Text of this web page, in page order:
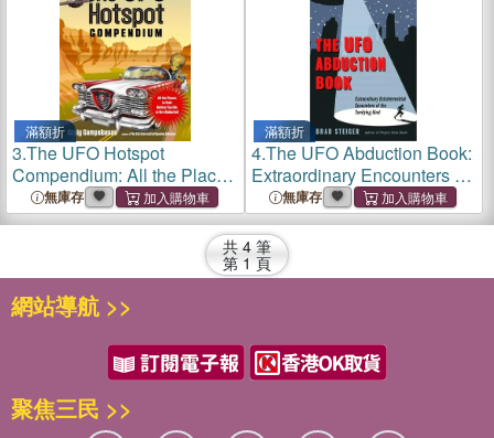
滿額折
3.The UFO Hotspot
Compendium: All the Places
to Visit Before You Die or
Are Abducted
無庫存
滿額折
4.The UFO Abduction Book:
Extraordinary Encounters of
the Terrifying Kind
無庫存
共 4 筆
第 1 頁
網站導航 >>
聚焦三民 >>